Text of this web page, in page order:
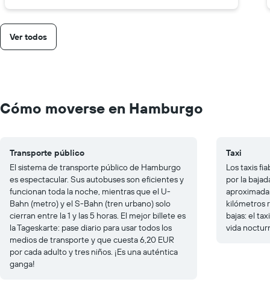
Ver todos
Cómo moverse en Hamburgo
Transporte público
El sistema de transporte público de Hamburgo
es espectacular. Sus autobuses son eficientes y
funcionan toda la noche, mientras que el U-
Bahn (metro) y el S-Bahn (tren urbano) solo
cierran entre la 1 y las 5 horas. El mejor billete es
la Tageskarte: pase diario para usar todos los
medios de transporte y que cuesta 6,20 EUR
por cada adulto y tres niños. ¡Es una auténtica
ganga!
Taxi
Los taxis
por la
kilómetros
bajas: el
vida